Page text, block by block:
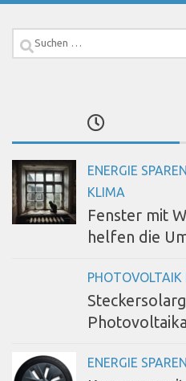
Suchen
ENERGIE SPAREN
KLIMA
Fenster mit
helfen die
ENERGIE SPAREN